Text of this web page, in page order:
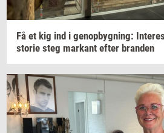
Få et kig ind i genop­byg­ning:
sto­rie steg mar­kant efter bran­den